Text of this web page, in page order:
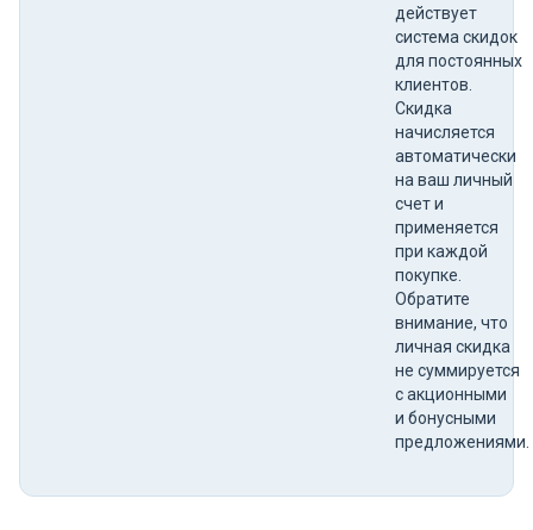
действует
система скидок
для постоянных
клиентов.
Скидка
начисляется
автоматически
на ваш личный
счет и
применяется
при каждой
покупке.
Обратите
внимание, что
личная скидка
не суммируется
с акционными
и бонусными
предложениями.